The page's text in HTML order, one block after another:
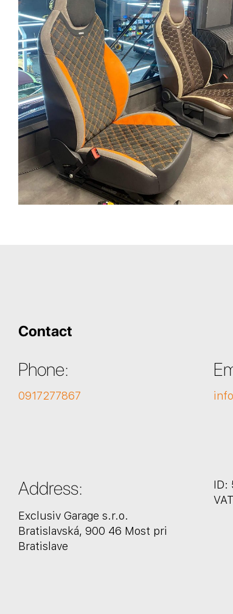
Contact
Phone:
0917277867
Address:
Exclusiv Garage s.r.o.
Bratislavská, 900 46 Most pri
Bratislave
ID: